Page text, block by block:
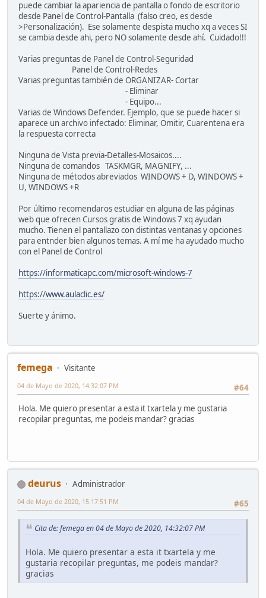
puede cambiar la apariencia de pantalla o fondo de escritorio
desde Panel de Control-Pantalla (falso creo, es desde
>Personalización). Ese solamente despista mucho xq a veces SI
se cambia desde ahi, pero NO solamente desde ahí. Cuidado!!!
Varias preguntas de Panel de Control-Seguridad
Panel de Control-Redes
Varias preguntas también de ORGANIZAR- Cortar
- Eliminar
- Equipo...
Varias de Windows Defender. Ejemplo, que se puede hacer si
aparece un archivo infectado: Eliminar, Omitir, Cuarentena era
la respuesta correcta
Ninguna de Vista previa-Detalles-Mosaicos....
Ninguna de comandos TASKMGR, MAGNIFY, ...
Ninguna de métodos abreviados WINDOWS + D, WINDOWS +
U, WINDOWS +R
Por último recomendaros estudiar en alguna de las páginas
web que ofrecen Cursos gratis de Windows 7 xq ayudan
mucho. Tienen el pantallazo con distintas ventanas y opciones
para entnder bien algunos temas. A mí me ha ayudado mucho
con el Panel de Control
https://informaticapc.com/microsoft-windows-7
https://www.aulaclic.es/
Suerte y ánimo.
femega
Visitante
#64
04 de Mayo de 2020, 14:32:07 PM
Hola. Me quiero presentar a esta it txartela y me gustaria
recopilar preguntas, me podeis mandar? gracias
deurus
Administrador
#65
04 de Mayo de 2020, 15:17:51 PM
Cita de: femega en 04 de Mayo de 2020, 14:32:07 PM
Hola. Me quiero presentar a esta it txartela y me
gustaria recopilar preguntas, me podeis mandar?
gracias